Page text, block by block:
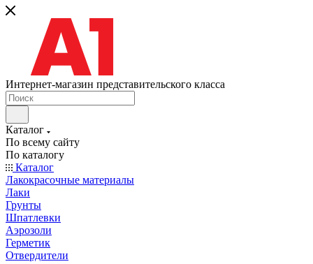
Интернет-магазин представительского класса
Каталог
По всему сайту
По каталогу
Каталог
Лакокрасочные материалы
Лаки
Грунты
Шпатлевки
Аэрозоли
Герметик
Отвердители